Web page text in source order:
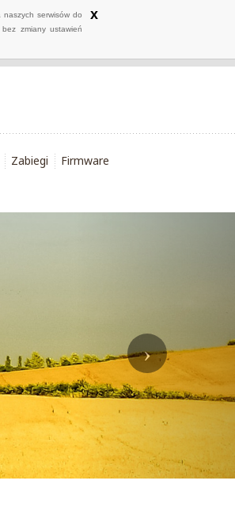
serwisów do
zmiany ustawień
x
Zabiegi
Firmware